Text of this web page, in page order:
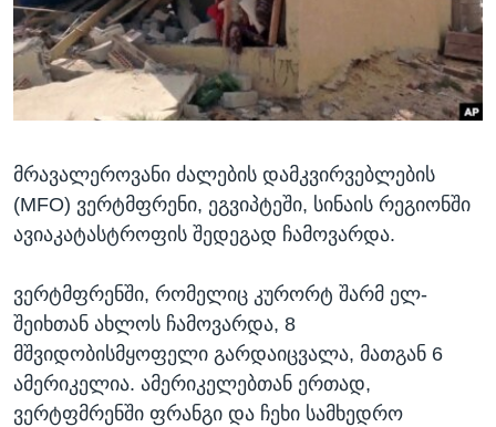
ᲡᲢᲣᲓᲘᲐ ᲕᲐᲨᲘᲜᲒᲢᲝᲜᲘ
ᲔᲙᲝᲜᲝᲛᲘᲙᲐ
ᲯᲐᲜᲛᲠᲗᲔᲚᲝᲑᲐ
ᲙᲣᲚᲢᲣᲠᲐ
ᲒᲐᲚᲘᲚᲔᲝ
Learning English
ენები
მრავალეროვანი ძალების დამკვირვებლების
(MFO) ვერტმფრენი, ეგვიპტეში, სინაის რეგიონში
ავიაკატასტროფის შედეგად ჩამოვარდა.
ვერტმფრენში, რომელიც კურორტ შარმ ელ-
შეიხთან ახლოს ჩამოვარდა, 8
მშვიდობისმყოფელი გარდაიცვალა, მათგან 6
ამერიკელია. ამერიკელებთან ერთად,
ვერტფმრენში ფრანგი და ჩეხი სამხედრო